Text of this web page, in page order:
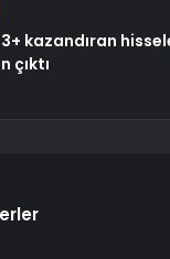
kazandıran
çıktı